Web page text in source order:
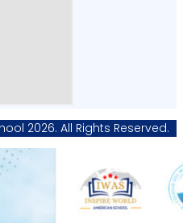
2026. All Rights Reserved.